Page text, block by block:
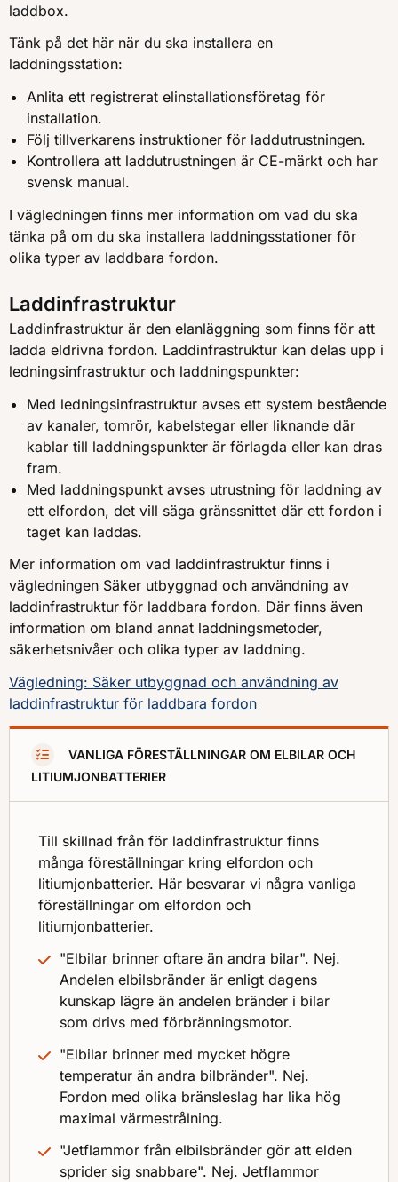
laddbox.
Tänk på det här när du ska installera en
laddningsstation:
Anlita ett registrerat elinstallationsföretag för
installation.
Följ tillverkarens instruktioner för laddutrustningen.
Kontrollera att laddutrustningen är CE-märkt och har
svensk manual.
I vägledningen finns mer information om vad du ska
tänka på om du ska installera laddningsstationer för
olika typer av laddbara fordon.
Laddinfrastruktur
Laddinfrastruktur är den elanläggning som finns för att
ladda eldrivna fordon. Laddinfrastruktur kan delas upp i
ledningsinfrastruktur och laddningspunkter:
Med ledningsinfrastruktur avses ett system bestående
av kanaler, tomrör, kabelstegar eller liknande där
kablar till laddningspunkter är förlagda eller kan dras
fram.
Med laddningspunkt avses utrustning för laddning av
ett elfordon, det vill säga gränssnittet där ett fordon i
taget kan laddas.
Mer information om vad laddinfrastruktur finns i
vägledningen Säker utbyggnad och användning av
laddinfrastruktur för laddbara fordon. Där finns även
information om bland annat laddningsmetoder,
säkerhetsnivåer och olika typer av laddning.
Vägledning: Säker utbyggnad och användning av
laddinfrastruktur för laddbara fordon
VANLIGA FÖRESTÄLLNINGAR OM ELBILAR OCH
LITIUMJONBATTERIER
Till skillnad från för laddinfrastruktur finns
många föreställningar kring elfordon och
litiumjonbatterier. Här besvarar vi några vanliga
föreställningar om elfordon och
litiumjonbatterier.
"Elbilar brinner oftare än andra bilar". Nej.
Andelen elbilsbränder är enligt dagens
kunskap lägre än andelen bränder i bilar
som drivs med förbränningsmotor.
"Elbilar brinner med mycket högre
temperatur än andra bilbränder". Nej.
Fordon med olika bränsleslag har lika hög
maximal värmestrålning.
"Jetflammor från elbilsbränder gör att elden
sprider sig snabbare". Nej. Jetflammor